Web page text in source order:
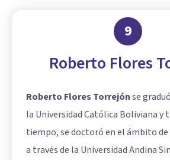
9
Roberto Flores
Roberto Flores Torrejónse
la Universidad Católica Boliviana y
tiempo, se doctoró en el ámbito de
a través de la Universidad Andina